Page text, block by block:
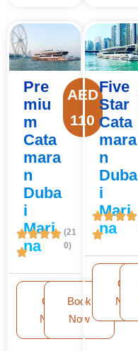
Pre
miu
m
Cata
mara
n
Duba
i
Mari
na
AED
110
(21
0)
Call
Now
Book
Now
Five
Star
Cata
mara
n
Duba
i
Mari
na
Call
Now